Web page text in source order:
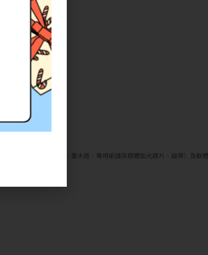
機、耗材類（碳粉匣、墨水匣、專用紙儲存媒體如光碟片、磁帶）及軟體